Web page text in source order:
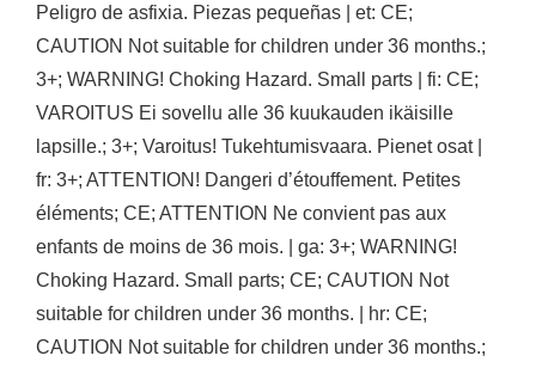
Peligro de asfixia. Piezas pequeñas | et: CE;
CAUTION Not suitable for children under 36 months.;
3+; WARNING! Choking Hazard. Small parts | fi: CE;
VAROITUS Ei sovellu alle 36 kuukauden ikäisille
lapsille.; 3+; Varoitus! Tukehtumisvaara. Pienet osat |
fr: 3+; ATTENTION! Dangeri d’étouffement. Petites
éléments; CE; ATTENTION Ne convient pas aux
enfants de moins de 36 mois. | ga: 3+; WARNING!
Choking Hazard. Small parts; CE; CAUTION Not
suitable for children under 36 months. | hr: CE;
CAUTION Not suitable for children under 36 months.;